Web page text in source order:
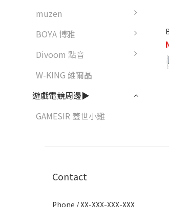
muzen
BOYA 博雅
Divoom 點音
W-KING 維爾晶
遊戲電競周邊▶
GAMESIR 蓋世小雞
Contact
Phone / XX-XXX-XXX-XXX